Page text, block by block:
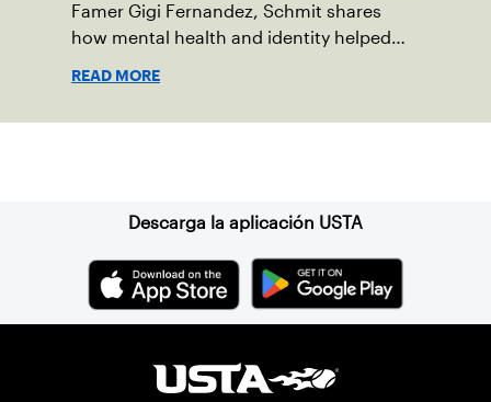
Famer Gigi Fernandez, Schmit shares
how mental health and identity helped
READ MORE
Descarga la aplicación USTA